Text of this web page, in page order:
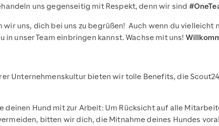
uns gegenseitig mit Respekt, denn wir sind
uns, dich bei uns zu begrüßen! Auch wenn du
unser Team einbringen kannst. Wachse mit uns!
Unternehmenskultur bieten wir tolle Benefits, die
deinen Hund mit zur Arbeit: Um Rücksicht auf alle
bitten wir dich, die Mitnahme deines Hundes